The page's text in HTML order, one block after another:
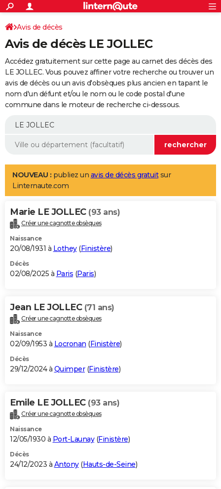
ACTUALITÉS
Politique
Société
Faits Divers
Education
Monde
Villes
+
SPORT
Coupe du monde 2026
Football
Tennis
Cyclisme
Rugby
Forum
Programme TV
TNTStreaming
Cinéma
Sorties cinéma
Musique
+FINANCE
Retraite
Epargne
Immobilier
Risques naturels par ville
Banque
Assurance
AUTO
Essais
Réserver un essai
Citadines
Berlines
SUV
Forum auto
+
Mobiles
Meilleur smartphone
Internet
Ordinateurs
Jeux vidéo
Guide high-tech
Aménagement intérieur
LIFESTYLE
Art de vivre
Bien-être
Loisirs
Mode
Modes de vie
Alimentation
Guide de la santé
Maladies
Médicaments
Sommeil
VOYAGE
Destinations
City break
Voyage nature
Voyage de noces
Forum
Climat
+PHOTO
GUIDES D'ACHAT
BONS PLANS
Carte de Noël
Carte Bonne année
Carte Saint-Valentin
Carte Pâques
Carte d'anniversaire
DICTIONNAIRE
Dictionnaire
Biographies
Citations
Expressions
Proverbes
PROGRAMME TV
S'inscrire
Se connecter
Lycées
Collèges
Primaires
Universités
Entreprises
Service militaire
Avis de recherche
AVIS DE DÉCÈS
Bricolage
Lifestyle
Culture
Sport
Auto
Television
Voyage
Cinema
Avis de décès
Avis de décès LE JOLLEC
Accédez gratuitement sur cette page au carnet des décès des
LE JOLLEC. Vous pouvez affiner votre recherche ou trouver un
avis de décès ou un avis d'obsèques plus ancien en tapant le
nom d'un défunt et/ou le nom ou le code postal d'une
commune dans le moteur de recherche ci-dessous.
NOUVEAU : publiez un avis de décès gratuitsur
Linternaute.com
Marie LE JOLLEC (93 ans)
Créer une cagnotte obsèques
Naissance
20/08/1931 à Lothey(Finistère)
Décès
02/08/2025 à Paris (Paris)
Jean LE JOLLEC (71 ans)
Créer une cagnotte obsèques
Naissance
02/09/1953 à Locronan (Finistère)
Décès
29/12/2024 à Quimper(Finistère)
Emile LE JOLLEC (93 ans)
Créer une cagnotte obsèques
Naissance
12/05/1930 à Port-Launay(Finistère)
Décès
24/12/2023 à Antony(Hauts-de-Seine)